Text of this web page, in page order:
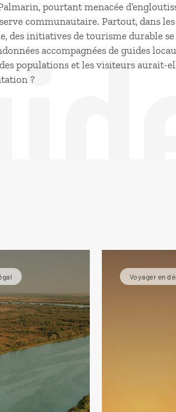
pourtant menacée
communautaire. Partout, dans
des initiatives de tourisme durable
accompagnées de guides
populations et les visiteurs
?
Voyager en